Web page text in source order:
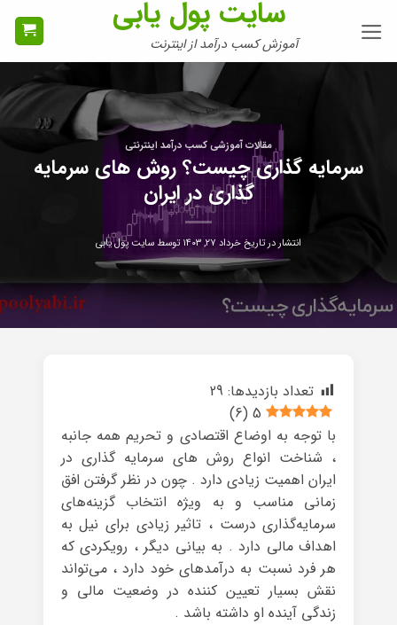
سایت پول یابی
آموزش کسب درآمد از اینترنت
مقالات آموزشی کسب درآمد اینترنتی
سرمایه گذاری چیست؟ روش های سرمایه
گذاری در ایران
انتشار در تاریخخرداد ۲۷, ۱۴۰۳ توسط سایت پول یابی
تعداد بازدیدها: 29
5
(
6
)
با توجه به اوضاع اقتصادی و تحریم همه جانبه
، شناخت انواع روش های سرمایه گذاری در
ایران اهمیت زیادی دارد . چون در نظر گرفتن افق
زمانی مناسب و به ویژه انتخاب گزینه‌های
سرمایه‌گذاری درست ، تاثیر زیادی برای نیل به
اهداف مالی دارد . به بیانی دیگر ، رویکردی که
هر فرد نسبت به درآمدهای خود دارد ، می‌تواند
نقش بسیار تعیین کننده در وضعیت مالی و
زندگی آینده او داشته باشد .